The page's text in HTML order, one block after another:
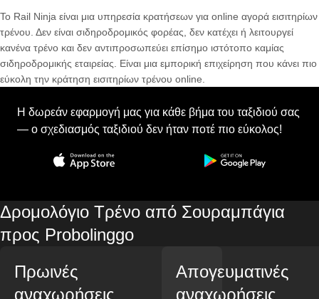
Το Rail Ninja είναι μια υπηρεσία κρατήσεων για online αγορά εισιτηρίων
τρένου. Δεν είναι σιδηροδρομικός φορέας, δεν κατέχει ή λειτουργεί
κανένα τρένο και δεν αντιπροσωπεύει επίσημο ιστότοπο καμίας
σιδηροδρομικής εταιρείας. Είναι μια εμπορική επιχείρηση που κάνει πιο
εύκολη την κράτηση εισιτηρίων τρένου online.
Η δωρεάν εφαρμογή μας για κάθε βήμα του ταξιδιού σας
— ο σχεδιασμός ταξιδιού δεν ήταν ποτέ πιο εύκολος!
Δρομολόγιο Τρένο από Σουραμπάγια
προς Probolinggo
Πρωινές
αναχωρήσεις
Απογευματινές
αναχωρήσεις